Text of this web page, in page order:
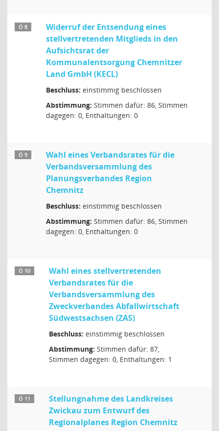
Ö 8
Widerruf der Entsendung eines
stellvertretenden Mitglieds in den
Aufsichtsrat der
Kommunalentsorgung Chemnitzer
Land GmbH (KECL)
Beschluss: einstimmig beschlossen
Abstimmung: Stimmen dafür: 86, Stimmen
dagegen: 0, Enthaltungen: 0
Ö 9
Wahl eines Verbandsrates für die
Verbandsversammlung des
Planungsverbandes Region
Chemnitz
Beschluss: einstimmig beschlossen
Abstimmung: Stimmen dafür: 86, Stimmen
dagegen: 0, Enthaltungen: 0
Ö 10
Wahl eines stellvertretenden
Verbandsrates für die
Verbandsversammlung des
Zweckverbandes Abfallwirtschaft
Südwestsachsen (ZAS)
Beschluss: einstimmig beschlossen
Abstimmung: Stimmen dafür: 87,
Stimmen dagegen: 0, Enthaltungen: 1
Ö 11
Stellungnahme des Landkreises
Zwickau zum Entwurf des
Regionalplanes Region Chemnitz